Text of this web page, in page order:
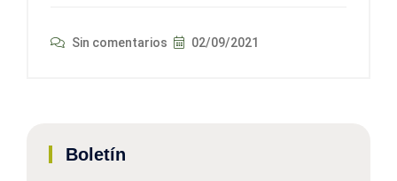
Sin comentarios 02/09/2021
Boletín